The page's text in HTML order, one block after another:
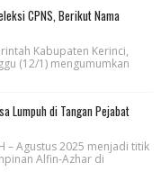
CPNS, Berikut Nama
Kabupaten Kerinci,
(12/1) mengumumkan
Lumpuh di Tangan Pejabat
– Agustus 2025 menjadi titik
Alfin-Azhar di